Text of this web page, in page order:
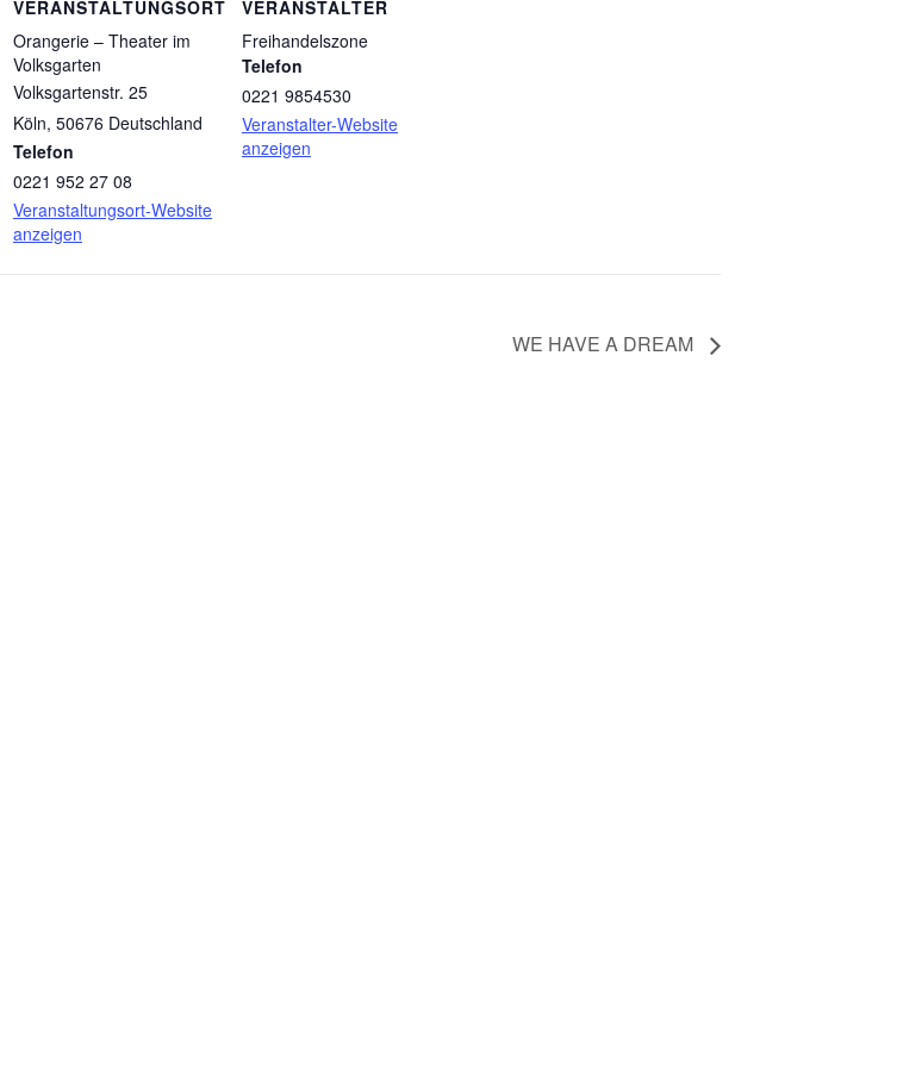
VERANSTALTUNGSORT
Orangerie – Theater im
Volksgarten
Volksgartenstr. 25
Köln, 50676 Deutschland
Telefon
0221 952 27 08
Veranstaltungsort-Website
anzeigen
VERANSTALTER
Freihandelszone
Telefon
0221 9854530
Veranstalter-Website
anzeigen
WE HAVE A DREAM